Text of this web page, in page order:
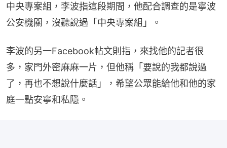
中央專案組，李波指這段期間，他配合調查的是寧波
公安機關，沒聽說過「中央專案組」。
李波的另一Facebook帖文則指，來找他的記者很
多，家門外密麻麻一片，但他稱「要說的我都說過
了，再也不想說什麼話」，希望公眾能給他和他的家
庭一點安寧和私隱。